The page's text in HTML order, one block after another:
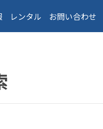
レンタル お問い合わせ